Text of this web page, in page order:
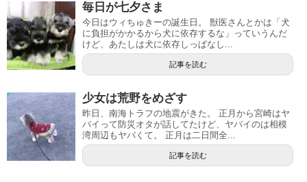
毎日が七夕さま
今日はウィちゅきーの誕生日。 獣医さんとかは「犬
に負担がかかるから犬に依存するな」っていうんだ
けど、あたしは犬に依存しっぱなし...
記事を読む
少女は荒野をめざす
昨日、南海トラフの地震がきた。 正月から宮崎はヤ
バイって防災オタが話してたけど、ヤバイのは相模
湾周辺もヤバくて。 正月は二日間全...
記事を読む